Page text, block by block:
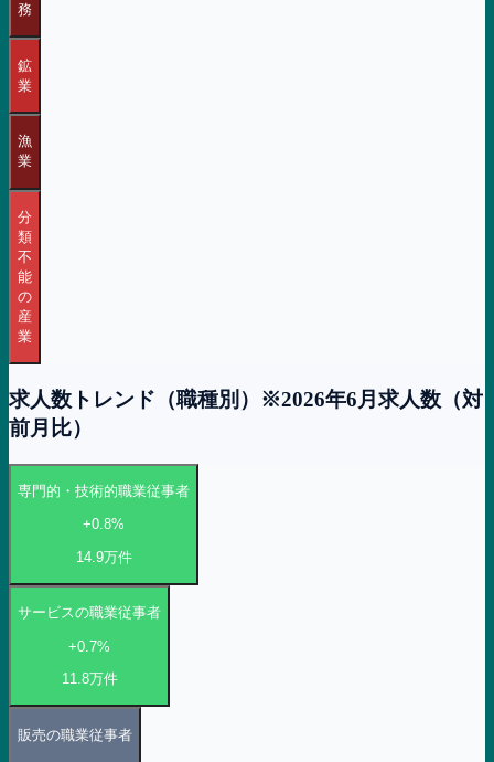
務
鉱
業
漁
業
分
類
不
能
の
産
業
求人数トレンド（職種別） ※2026年6月 求人数（対
前月比）
専門的・技術的職業従事者
+0.8%
14.9万件
サービスの職業従事者
+0.7%
11.8万件
販売の職業従事者